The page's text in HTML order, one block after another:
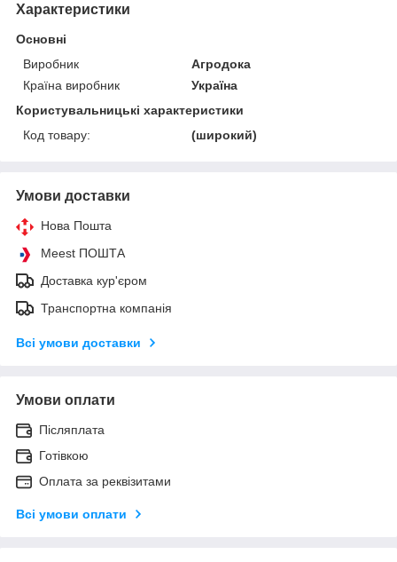
Характеристики
Основні
Виробник
Агродока
Країна виробник
Україна
Користувальницькі характеристики
Код товару:
(широкий)
Умови доставки
Нова Пошта
Meest ПОШТА
Доставка кур'єром
Транспортна компанія
Всі умови доставки
Умови оплати
Післяплата
Готівкою
Оплата за реквізитами
Всі умови оплати